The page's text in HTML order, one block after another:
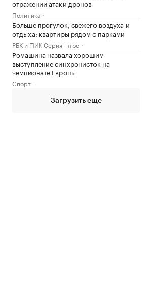
отражении атаки дронов
Политика
Больше прогулок, свежего воздуха и
отдыха: квартиры рядом с парками
РБК и ПИК Серия плюс
Ромашина назвала хорошим
выступление синхронисток на
чемпионате Европы
Спорт
Загрузить еще